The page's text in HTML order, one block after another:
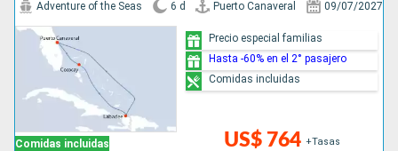
Comidas incluidas
Adventure of the Seas 6 d Puerto Canaveral 09/07/2027
US$ 764 +Tasas
Precio especial familias
Hasta -60% en el 2° pasajero
Comidas incluidas